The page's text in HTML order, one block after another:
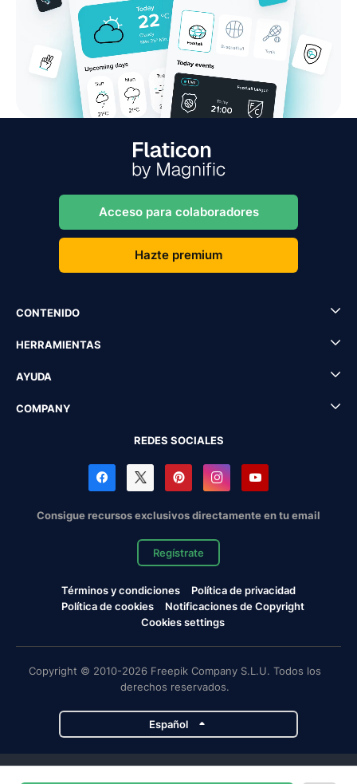
Acceso para colaboradores
Hazte premium
CONTENIDO
HERRAMIENTAS
AYUDA
COMPANY
REDES SOCIALES
Consigue recursos exclusivos directamente en tu email
Regístrate
Términos y condiciones
Política de privacidad
Política de cookies
Notificaciones de Copyright
Cookies settings
Copyright © 2010-2026 Freepik Company S.L.U. Todos los
derechos reservados.
Español